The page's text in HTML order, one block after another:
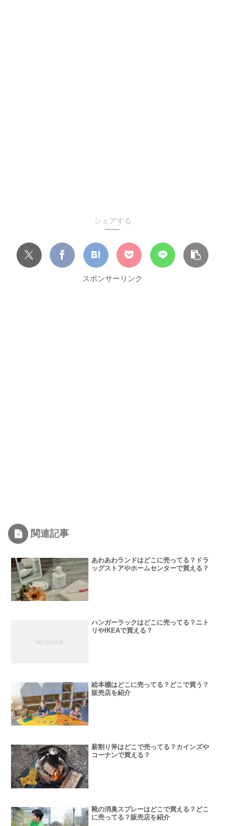
シェアする
スポンサーリンク
関連記事
あわあわランドはどこに売ってる？ドラ
ッグストアやホームセンターで買える？
ハンガーラックはどこに売ってる？ニト
リやIKEAで買える？
絵本棚はどこに売ってる？どこで買う？
販売店を紹介
薪割り斧はどこで売ってる？カインズや
コーナンで買える？
靴の消臭スプレーはどこで買える？どこ
に売ってる？販売店を紹介